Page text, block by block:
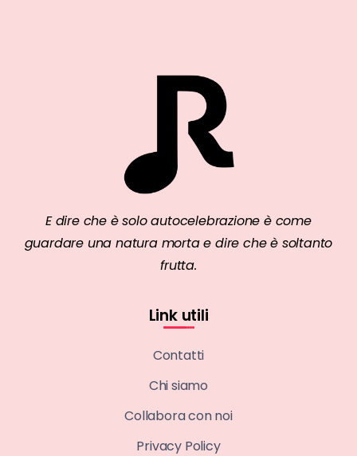
E dire che è solo autocelebrazione è come
guardare una natura morta e dire che è soltanto
frutta.
Link utili
Contatti
Chi siamo
Collabora con noi
Privacy Policy